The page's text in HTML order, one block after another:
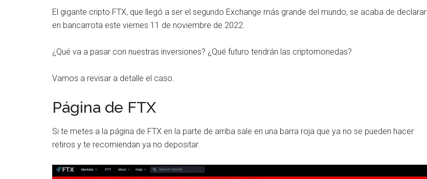
El gigante cripto FTX, que llegó a ser el segundo Exchange más grande del mundo, se acaba de declarar
en bancarrota este viernes 11 de noviembre de 2022.
¿Qué va a pasar con nuestras inversiones? ¿Qué futuro tendrán las criptomonedas?
Vamos a revisar a detalle el caso.
Página de FTX
Si te metes a la página de FTX en la parte de arriba sale en una barra roja que ya no se pueden hacer
retiros y te recomiendan ya no depositar.